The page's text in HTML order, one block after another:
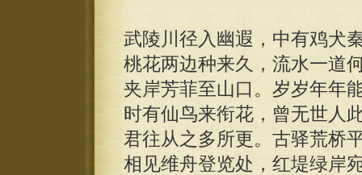
武陵川径入幽遐，中有鸡犬
桃花两边种来久，流水一道
夹岸芳菲至山口。岁岁年年
时有仙鸟来衔花，曾无世人
君往从之多所更。古驿荒桥
相见维舟登览处，红堤绿岸